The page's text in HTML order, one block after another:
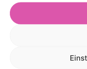
einen
Nonprofits. Werden
Ich würde mich riesig
Was wird gelernt und